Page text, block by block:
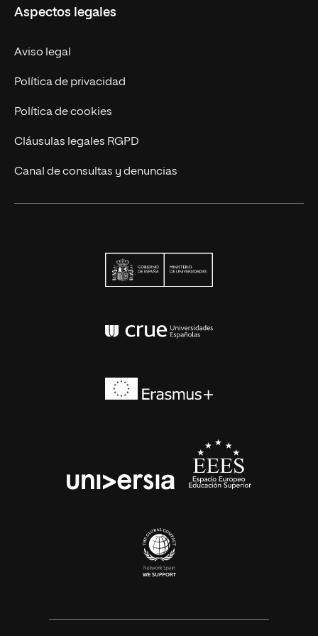
Trabaja en UNIR
Actualidad
Contáctanos
Aspectos legales
Aviso legal
Política de privacidad
Política de cookies
Cláusulas legales RGPD
Canal de consultas y denuncias